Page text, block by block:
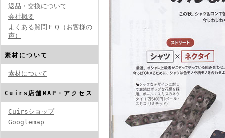
返品・交換について
会社概要
よくある質問ＦＱ（お客様の
声）
素材について
素材について
Cuirs店舗MAP・アクセス
Cuirsショップ
Googlemap